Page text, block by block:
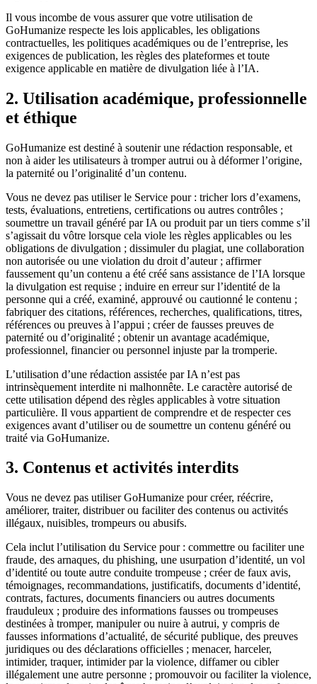
Il vous incombe de vous assurer que votre utilisation de
GoHumanize respecte les lois applicables, les obligations
contractuelles, les politiques académiques ou de l’entreprise, les
exigences de publication, les règles des plateformes et toute
exigence applicable en matière de divulgation liée à l’IA.
2. Utilisation académique, professionnelle
et éthique
GoHumanize est destiné à soutenir une rédaction responsable, et
non à aider les utilisateurs à tromper autrui ou à déformer l’origine,
la paternité ou l’originalité d’un contenu.
Vous ne devez pas utiliser le Service pour : tricher lors d’examens,
tests, évaluations, entretiens, certifications ou autres contrôles ;
soumettre un travail généré par IA ou produit par un tiers comme s’il
s’agissait du vôtre lorsque cela viole les règles applicables ou les
obligations de divulgation ; dissimuler du plagiat, une collaboration
non autorisée ou une violation du droit d’auteur ; affirmer
faussement qu’un contenu a été créé sans assistance de l’IA lorsque
la divulgation est requise ; induire en erreur sur l’identité de la
personne qui a créé, examiné, approuvé ou cautionné le contenu ;
fabriquer des citations, références, recherches, qualifications, titres,
références ou preuves à l’appui ; créer de fausses preuves de
paternité ou d’originalité ; obtenir un avantage académique,
professionnel, financier ou personnel injuste par la tromperie.
L’utilisation d’une rédaction assistée par IA n’est pas
intrinsèquement interdite ni malhonnête. Le caractère autorisé de
cette utilisation dépend des règles applicables à votre situation
particulière. Il vous appartient de comprendre et de respecter ces
exigences avant d’utiliser ou de soumettre un contenu généré ou
traité via GoHumanize.
3. Contenus et activités interdits
Vous ne devez pas utiliser GoHumanize pour créer, réécrire,
améliorer, traiter, distribuer ou faciliter des contenus ou activités
illégaux, nuisibles, trompeurs ou abusifs.
Cela inclut l’utilisation du Service pour : commettre ou faciliter une
fraude, des arnaques, du phishing, une usurpation d’identité, un vol
d’identité ou toute autre conduite trompeuse ; créer de faux avis,
témoignages, recommandations, justificatifs, documents d’identité,
contrats, factures, documents financiers ou autres documents
frauduleux ; produire des informations fausses ou trompeuses
destinées à tromper, manipuler ou nuire à autrui, y compris de
fausses informations d’actualité, de sécurité publique, des preuves
juridiques ou des déclarations officielles ; menacer, harceler,
intimider, traquer, intimider par la violence, diffamer ou cibler
illégalement une autre personne ; promouvoir ou faciliter la violence,